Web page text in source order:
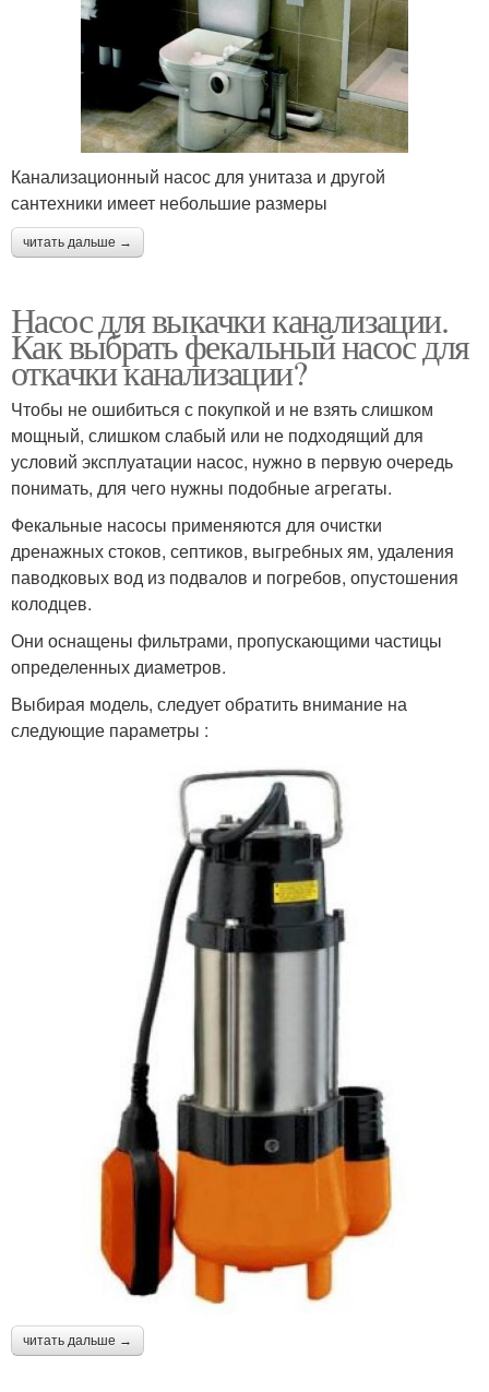
Канализационный насос для унитаза и другой
сантехники имеет небольшие размеры
читать дальше →
Насос для выкачки канализации.
Как выбрать фекальный насос для
откачки канализации?
Чтобы не ошибиться с покупкой и не взять слишком
мощный, слишком слабый или не подходящий для
условий эксплуатации насос, нужно в первую очередь
понимать, для чего нужны подобные агрегаты.
Фекальные насосы применяются для очистки
дренажных стоков, септиков, выгребных ям, удаления
паводковых вод из подвалов и погребов, опустошения
колодцев.
Они оснащены фильтрами, пропускающими частицы
определенных диаметров.
Выбирая модель, следует обратить внимание на
следующие параметры :
читать дальше →